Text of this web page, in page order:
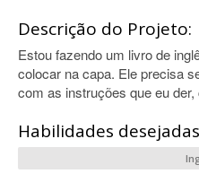
Descrição do Projeto:
Estou fazendo um livro de
colocar na capa. Ele precisa
com as instruções que eu
Habilidades